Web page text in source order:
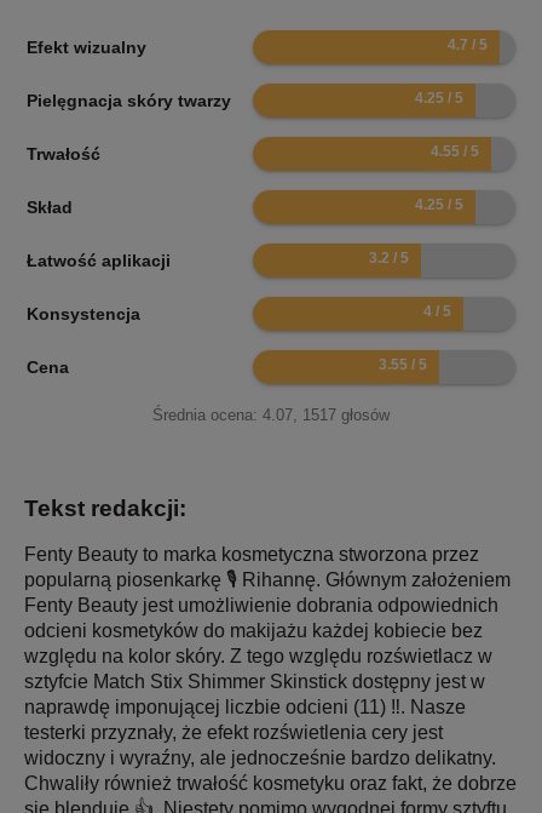
Efekt wizualny 9.4
Pielęgnacja skóry twarzy 8.5
Trwałość 9.1
Skład 8.5
Łatwość aplikacji 6.4
Konsystencja 8
Cena 7.1
Średnia ocena: 4.07 1517 głosów
Tekst redakcji:
Fenty Beauty to marka kosmetyczna stworzona przez
popularną piosenkarkę 🎙 Rihannę. Głównym założeniem
Fenty Beauty jest umożliwienie dobrania odpowiednich
odcieni kosmetyków do makijażu każdej kobiecie bez
względu na kolor skóry. Z tego względu rozświetlacz w
sztyfcie Match Stix Shimmer Skinstick dostępny jest w
naprawdę imponującej liczbie odcieni (11) ‼️. Nasze
testerki przyznały, że efekt rozświetlenia cery jest
widoczny i wyraźny, ale jednocześnie bardzo delikatny.
Chwaliły również trwałość kosmetyku oraz fakt, że dobrze
się blenduje 👍. Niestety pomimo wygodnej formy sztyftu